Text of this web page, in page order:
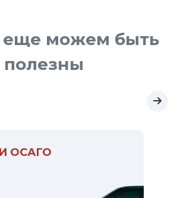
можем быть
полезны
ОСАГО